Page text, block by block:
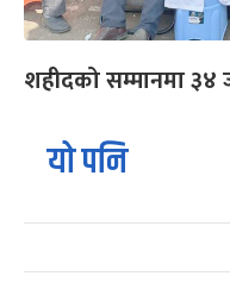
शहीदको सम्मानमा
यो पनि